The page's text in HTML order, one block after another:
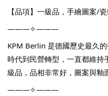
【品項】一級品，手繪圖案/
———✧———
KPM Berlin 是德國歷史最久
時代到民營轉型，一直都維持
級品，品相非常好，圖案與釉
———✧———